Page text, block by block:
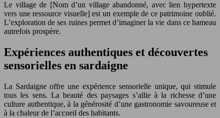
Le village de [Nom d’un village abandonné, avec lien hypertexte
vers une ressource visuelle] est un exemple de ce patrimoine oublié.
L’exploration de ses ruines permet d’imaginer la vie dans ce hameau
autrefois prospère.
Expériences authentiques et découvertes
sensorielles en sardaigne
La Sardaigne offre une expérience sensorielle unique, qui stimule
tous les sens. La beauté des paysages s’allie à la richesse d’une
culture authentique, à la générosité d’une gastronomie savoureuse et
à la chaleur de l’accueil des habitants.